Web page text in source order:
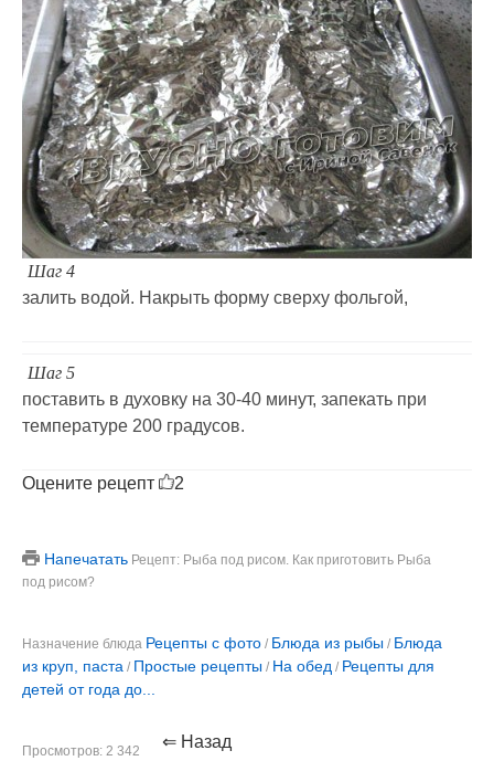
Шаг 4
залить водой. Накрыть форму сверху фольгой,
Шаг 5
поставить в духовку на 30-40 минут, запекать при
температуре 200 градусов.
Оцените рецепт 2
Напечатать Рецепт: Рыба под рисом. Как приготовить Рыба
под рисом?
Назначение блюда Рецепты с фото / Блюда из рыбы / Блюда
из круп, паста / Простые рецепты / На обед / Рецепты для
детей от года до...
Просмотров: 2 342 ⇐ Назад